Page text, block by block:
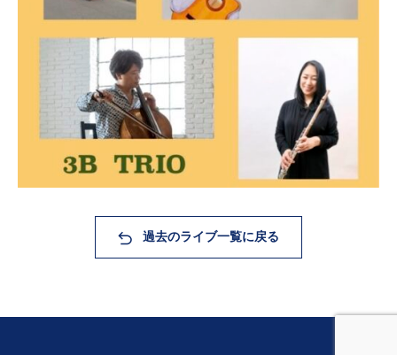
過去のライブ一覧に戻る